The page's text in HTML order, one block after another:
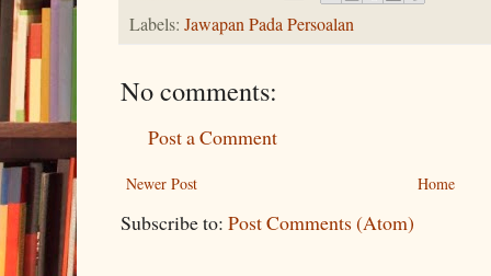
Labels: Jawapan Pada Persoalan
No comments:
Post a Comment
Newer Post Home
Subscribe to: Post Comments (Atom)